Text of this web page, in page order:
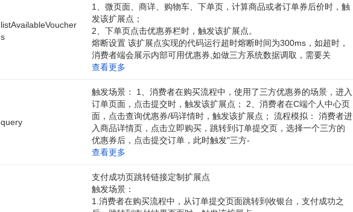
listAvailableVoucher
s
1、微页面、商详、购物车、下单页，计算商品或者订单券后价时，触
发该扩展点；
2、下单页点击优惠券栏时，触发该扩展点。
熔断设置 该扩展点实现的代码运行超时熔断时间为300ms，如超时，
消费者端会展示内部可用优惠券,如做三方系统数据调取，需要关
查看更多
query
触发场景： 1、消费者在购买流程中，使用了三方优惠券的场景，进入
订单页面，点击提交时，触发该扩展点； 2、消费者在C端个人中心页
面，点击查询优惠券/码详情时，触发该扩展点； 流程模拟： 消费者进
入商品详情页，点击立即购买，跳转到订单提交页，选择一个三方的
优惠券后，点击提交订单，此时触发"三方-
查看更多
支付成功页跳转链接定制扩展点
触发场景：
1.消费者在购买流程中，从订单提交页面跳转到收银台，支付成功之